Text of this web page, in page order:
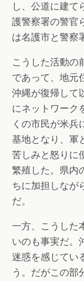
し、公道に建て
護警察署の警官
は名護市と警察
こうした活動の
であって、地元
沖縄が復帰して
にネットワーク
くの市民が米兵
基地となり、軍
苦しみと怒りに
繁殖した。県内
ちに加担しなが
だ。
一方、こうした
いのも事実だ。
迷惑を感じてい
う。だがこの部